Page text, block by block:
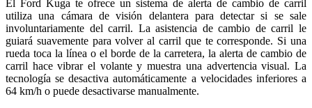
El Ford Kuga te ofrece un sistema de alerta de cambio de carril
utiliza una cámara de visión delantera para detectar si se sale
involuntariamente del carril. La asistencia de cambio de carril le
guiará suavemente para volver al carril que te corresponde. Si una
rueda toca la línea o el borde de la carretera, la alerta de cambio de
carril hace vibrar el volante y muestra una advertencia visual. La
tecnología se desactiva automáticamente a velocidades inferiores a
64 km/h o puede desactivarse manualmente.